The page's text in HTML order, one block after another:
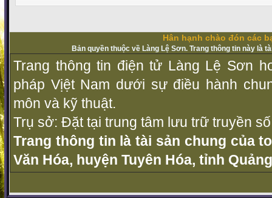
Hân hạnh chào đón các
Bản quyền thuộc về Làng Lệ Sơn. Trang thông tin này là
Trang thông tin điện tử Làng Lệ Sơn
pháp Vịệt Nam dưới sự điều hành
môn và kỹ thuật.
Trụ sở: Đặt tại trung tâm lưu trữ truyền
Trang thông tin là tài sản chung của
Văn Hóa, huyện Tuyên Hóa, tỉnh